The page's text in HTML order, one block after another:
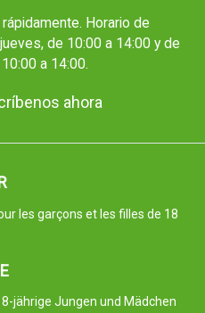
Horario de
de 10:00 a 14:00 y de
a 14:00.
ahora
les garçons et les filles de 18
jährige Jungen und Mädchen